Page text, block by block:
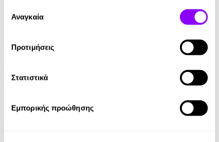
των υπηρεσιών τους.
συγκατάθεσης
Αναγκαία
Προτιμήσεις
Στατιστικά
Εμπορικής προώθησης
Audiobook • 1 Credit
Κατερίνα Μουρίκη